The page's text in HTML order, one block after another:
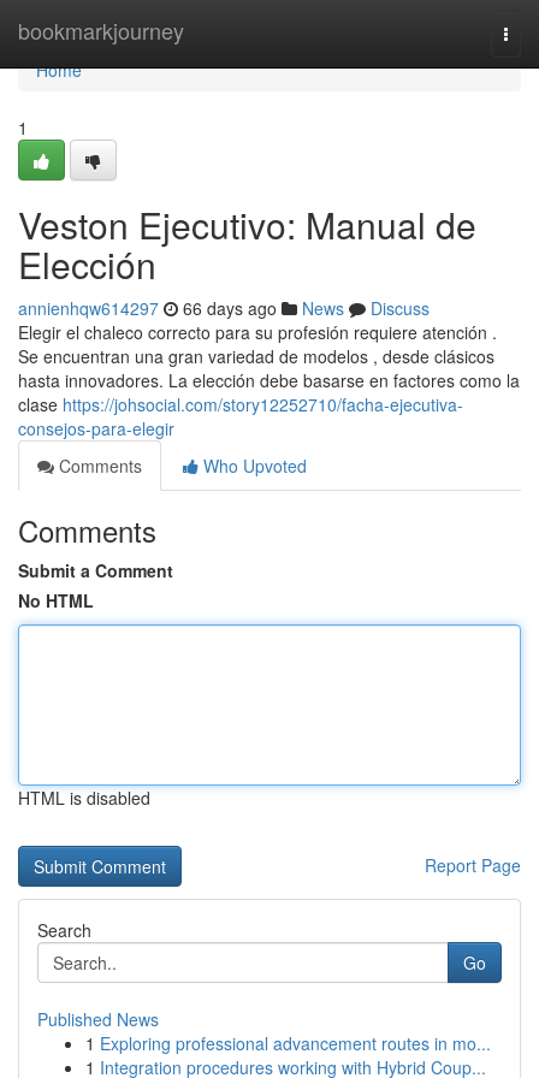
bookmarkjourney
Home
Home
1
Veston Ejecutivo: Manual de
Elección
annienhqw614297 66 days ago News
Discuss
Elegir el chaleco correcto para su profesión requiere atención .
Se encuentran una gran variedad de modelos , desde clásicos
hasta innovadores. La elección debe basarse en factores como la
clase https://johsocial.com/story12252710/facha-ejecutiva-
consejos-para-elegir
Comments
Who Upvoted
Comments
Submit a Comment
No HTML
HTML is disabled
Report Page
Search
Go
Published News
1 Exploring professional advancement routes in mo...
1 Integration procedures working with Hybrid Coup...